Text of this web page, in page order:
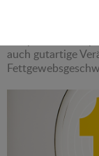
auch gutartige